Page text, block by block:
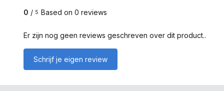
0 / 5 Based on 0 reviews
Er zijn nog geen reviews geschreven over dit product..
Schrijf je eigen review